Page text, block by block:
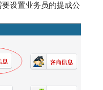
设置业务员的提成公